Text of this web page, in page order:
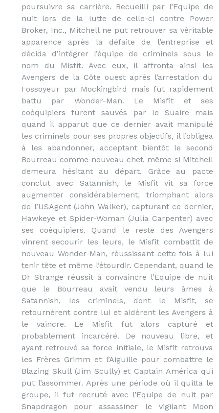
poursuivre sa carrière. Recueilli par l’Equipe de
nuit lors de la lutte de celle-ci contre Power
Broker, Inc., Mitchell ne put retrouver sa véritable
apparence après la défaite de l’entreprise et
décida d’intégrer l’équipe de criminels sous le
nom du Misfit. Avec eux, il affronta ainsi les
Avengers de la Côte ouest après l’arrestation du
Fossoyeur par Mockingbird mais fut rapidement
battu par Wonder-Man. Le Misfit et ses
coéquipiers furent sauvés par le Suaire mais
quand il apparut que ce dernier avait manipulé
les criminels pour ses propres objectifs, il l’obligea
à les abandonner, acceptant bientôt le second
Bourreau comme nouveau chef, même si Mitchell
demeura hésitant au départ. Grâce au pacte
conclut avec Satannish, le Misfit vit sa force
augmenter considérablement, triomphant alors
de l’USAgent (John Walker), capturant ce dernier,
Hawkeye et Spider-Woman (Julia Carpenter) avec
ses coéquipiers. Quand le reste des Avengers
vinrent secourir les leurs, le Misfit combattit de
nouveau Wonder-Man, réussissant cette fois à lui
tenir tête et même l’étourdir. Cependant, quand le
Dr Strange réussit à convaincre l’Equipe de nuit
que le Bourreau avait vendu leurs âmes à
Satannish, les criminels, dont le Misfit, se
retournèrent contre lui et aidèrent les Avengers à
le vaincre. Le Misfit fut alors capturé et
probablement incarcéré. De nouveau libre, et
ayant retrouvé sa force initiale, le Misfit retrouva
les Frères Grimm et l’Aiguille pour combattre le
Blazing Skull (Jim Scully) et Captain América qui
put l’assommer. Après une période où il quitta le
groupe, il fut recruté avec l’Equipe de nuit par
Snapdragon pour assassiner le vigilant Moon